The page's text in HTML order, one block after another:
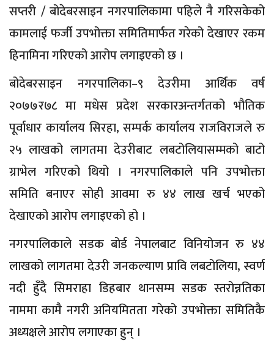
सप्तरी / बोदेबरसाइन नगरपालिकामा पहिले नै गरिसकेको
कामलाई फर्जी उपभोक्ता समितिमार्फत गरेको देखाएर रकम
हिनामिना गरिएको आरोप लगाइएको छ ।
बोदेबरसाइन नगरपालिका–९ देउरीमा आर्थिक वर्ष
२०७७र७८ मा मधेस प्रदेश सरकारअन्तर्गतको भौतिक
पूर्वाधार कार्यालय सिरहा, सम्पर्क कार्यालय राजविराजले रु
२५ लाखको लागतमा देउरीबाट लबटोलियासम्मको बाटो
ग्राभेल गरिएको थियो । नगरपालिकाले पनि उपभोक्ता
समिति बनाएर सोही आवमा रु ४४ लाख खर्च भएको
देखाएको आरोप लगाइएको हो ।
नगरपालिकाले सडक बोर्ड नेपालबाट विनियोजन रु ४४
लाखको लागतमा देउरी जनकल्याण प्रावि लबटोलिया, स्वर्ण
नदी हुँदै सिमराहा डिहबार थानसम्म सडक स्तरोन्नतिका
नाममा कामै नगरी अनियमितता गरेको उपभोक्ता समितिकै
अध्यक्षले आरोप लगाएका हुन् ।